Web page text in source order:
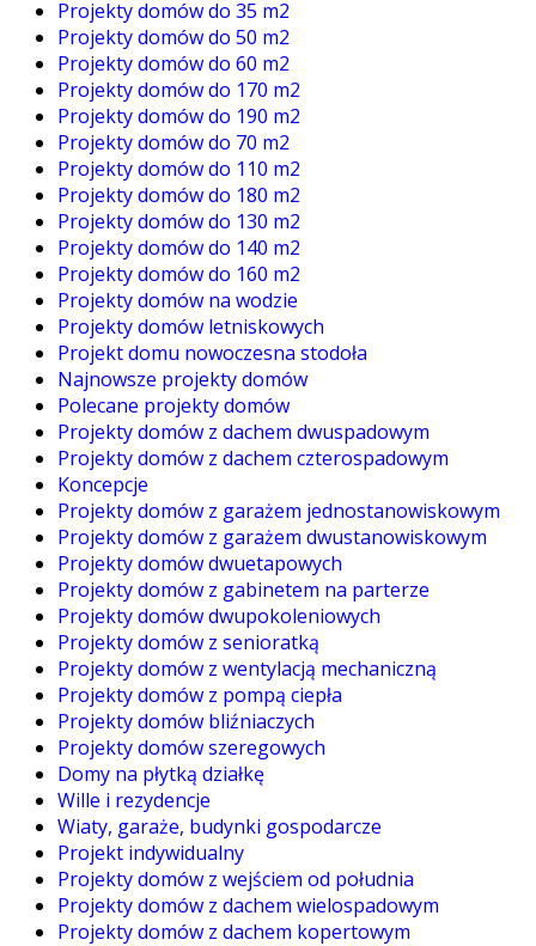
Projekty domów do 35 m2
Projekty domów do 50 m2
Projekty domów do 60 m2
Projekty domów do 170 m2
Projekty domów do 190 m2
Projekty domów do 70 m2
Projekty domów do 110 m2
Projekty domów do 180 m2
Projekty domów do 130 m2
Projekty domów do 140 m2
Projekty domów do 160 m2
Projekty domów na wodzie
Projekty domów letniskowych
Projekt domu nowoczesna stodoła
Najnowsze projekty domów
Polecane projekty domów
Projekty domów z dachem dwuspadowym
Projekty domów z dachem czterospadowym
Koncepcje
Projekty domów z garażem jednostanowiskowym
Projekty domów z garażem dwustanowiskowym
Projekty domów dwuetapowych
Projekty domów z gabinetem na parterze
Projekty domów dwupokoleniowych
Projekty domów z senioratką
Projekty domów z wentylacją mechaniczną
Projekty domów z pompą ciepła
Projekty domów bliźniaczych
Projekty domów szeregowych
Domy na płytką działkę
Wille i rezydencje
Wiaty, garaże, budynki gospodarcze
Projekt indywidualny
Projekty domów z wejściem od południa
Projekty domów z dachem wielospadowym
Projekty domów z dachem kopertowym